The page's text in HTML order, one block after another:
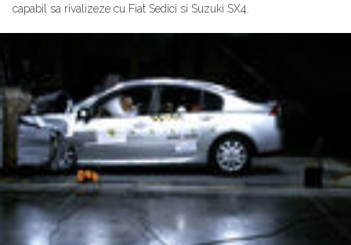
capabil sa rivalizeze cu Fiat Sedici si Suzuki SX4.